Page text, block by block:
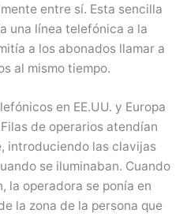
entre sí. Esta sencilla
una línea telefónica a la
a los abonados llamar a
al mismo tiempo.
en EE.UU. y Europa
de operarios atendían
introduciendo las clavijas
se iluminaban. Cuando
la operadora se ponía en
la zona de la persona que